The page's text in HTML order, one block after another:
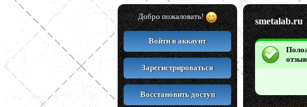
Добро пожаловать!
Войти в аккаунт
Зарегистрироваться
Восстановить доступ
smetalab.ru